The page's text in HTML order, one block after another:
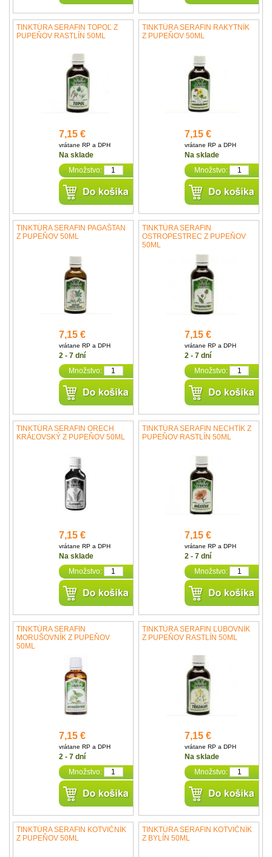
TINKTÚRA SERAFIN TOPOĽ Z
PUPEŇOV RASTLÍN 50ML
7,15 €
vrátane RP a DPH
Na sklade
Množstvo:
TINKTÚRA SERAFIN RAKYTNÍK
Z PUPEŇOV 50ML
7,15 €
vrátane RP a DPH
Na sklade
Množstvo:
TINKTÚRA SERAFIN PAGAŠTAN
Z PUPEŇOV 50ML
7,15 €
vrátane RP a DPH
2 - 7 dní
Množstvo:
TINKTÚRA SERAFIN
OSTROPESTREC Z PUPEŇOV
50ML
7,15 €
vrátane RP a DPH
2 - 7 dní
Množstvo:
TINKTÚRA SERAFIN ORECH
KRÁĽOVSKÝ Z PUPEŇOV 50ML
7,15 €
vrátane RP a DPH
Na sklade
Množstvo:
TINKTÚRA SERAFIN NECHTÍK Z
PUPEŇOV RASTLÍN 50ML
7,15 €
vrátane RP a DPH
2 - 7 dní
Množstvo:
TINKTÚRA SERAFIN
MORUŠOVNÍK Z PUPEŇOV
50ML
7,15 €
vrátane RP a DPH
2 - 7 dní
Množstvo:
TINKTÚRA SERAFIN ĽUBOVNÍK
Z PUPEŇOV RASTLÍN 50ML
7,15 €
vrátane RP a DPH
Na sklade
Množstvo:
TINKTÚRA SERAFIN KOTVIČNÍK
Z PUPEŇOV 50ML
TINKTÚRA SERAFIN KOTVIČNÍK
Z BYLÍN 50ML